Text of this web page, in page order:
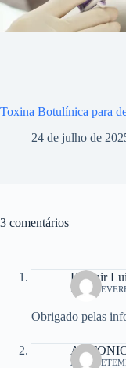
Toxina Botulínica para
24 de julho de
3 comentários
Dejanir
21 DE
Obrigado pelas
24 DE